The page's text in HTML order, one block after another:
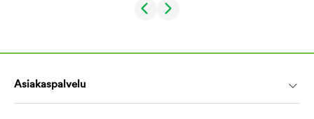
Asiakaspalvelu